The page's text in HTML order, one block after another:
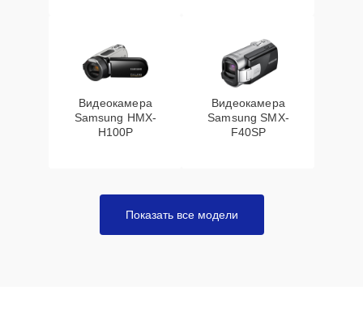
Видеокамера
Samsung HMX-
H100P
Видеокамера
Samsung SMX-
F40SP
Показать все модели